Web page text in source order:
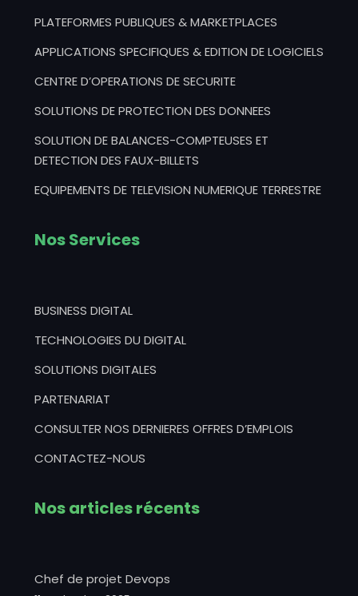
PLATEFORMES PUBLIQUES & MARKETPLACES
APPLICATIONS SPECIFIQUES & EDITION DE LOGICIELS
CENTRE D’OPERATIONS DE SECURITE
SOLUTIONS DE PROTECTION DES DONNEES
SOLUTION DE BALANCES-COMPTEUSES ET
DETECTION DES FAUX-BILLETS
EQUIPEMENTS DE TELEVISION NUMERIQUE TERRESTRE
Nos Services
BUSINESS DIGITAL
TECHNOLOGIES DU DIGITAL
SOLUTIONS DIGITALES
PARTENARIAT
CONSULTER NOS DERNIERES OFFRES D’EMPLOIS
CONTACTEZ-NOUS
Nos articles récents
Chef de projet Devops